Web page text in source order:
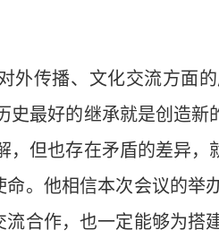
传播、文化交流方面
最好的继承就是创造
但也存在矛盾的差异
。他相信本次会议的举
合作，也一定能够为搭